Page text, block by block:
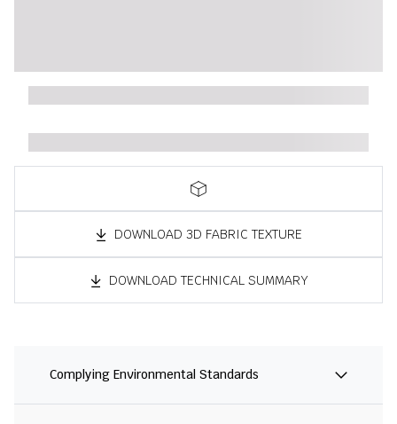
DOWNLOAD 3D FABRIC TEXTURE
DOWNLOAD TECHNICAL SUMMARY
Complying Environmental Standards